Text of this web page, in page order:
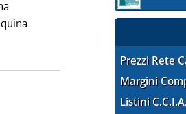
la notizia: '"HIDROENERGIA '95":
Sezione:
Prezzi Rete
Margini
Listini